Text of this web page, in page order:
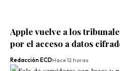
Apple vuelve a los
por el acceso a datos
Redacción ECDHace 12 horas